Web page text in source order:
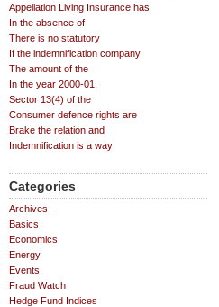
Appellation Living Insurance has
In the absence of
There is no statutory
If the indemnification company
The amount of the
In the year 2000-01,
Sector 13(4) of the
Consumer defence rights are
Brake the relation and
Indemnification is a way
Categories
Archives
Basics
Economics
Energy
Events
Fraud Watch
Hedge Fund Indices